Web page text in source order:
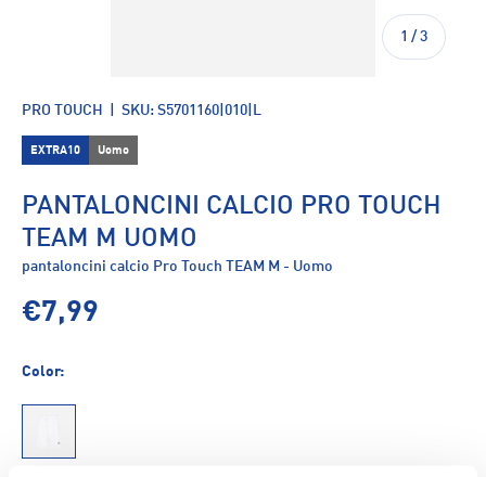
1 / di
3
PRO TOUCH SKU: S5701160|010|L
EXTRA10 Uomo
PANTALONCINI CALCIO PRO TOUCH
TEAM M UOMO
pantaloncini calcio Pro Touch TEAM M - Uomo
€7,99
Color:
010